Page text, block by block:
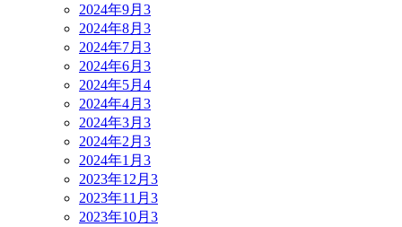
2024年9月 3
2024年8月 3
2024年7月 3
2024年6月 3
2024年5月 4
2024年4月 3
2024年3月 3
2024年2月 3
2024年1月 3
2023年12月 3
2023年11月 3
2023年10月 3